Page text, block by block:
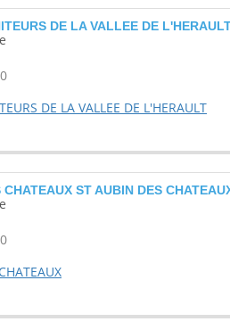
DE LA VALLEE DE
DE LA VALLEE DE L'HERAULT
ST AUBIN DES